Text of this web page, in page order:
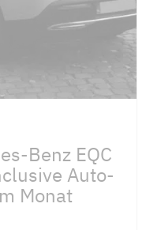
Benz EQC
Auto-
Monat